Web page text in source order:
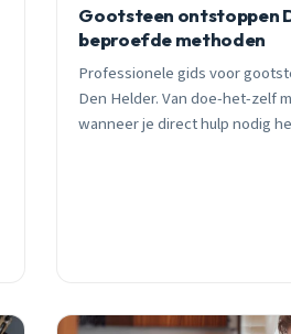
Gootsteen ontstoppen
beproefde methoden
Professionele gids voor
Den Helder. Van doe-het-zelf
wanneer je direct hulp nodig